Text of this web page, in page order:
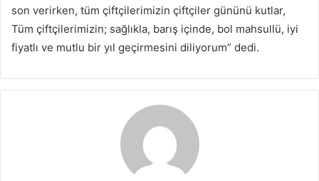
son verirken, tüm çiftçilerimizin çiftçiler gününü kutlar,
Tüm çiftçilerimizin; sağlıkla, barış içinde, bol mahsullü, iyi
fiyatlı ve mutlu bir yıl geçirmesini diliyorum” dedi.